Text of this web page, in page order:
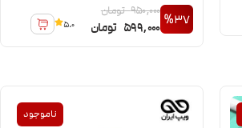
%37
950,000 تومان
599,000 تومان 5.0
ناموجود